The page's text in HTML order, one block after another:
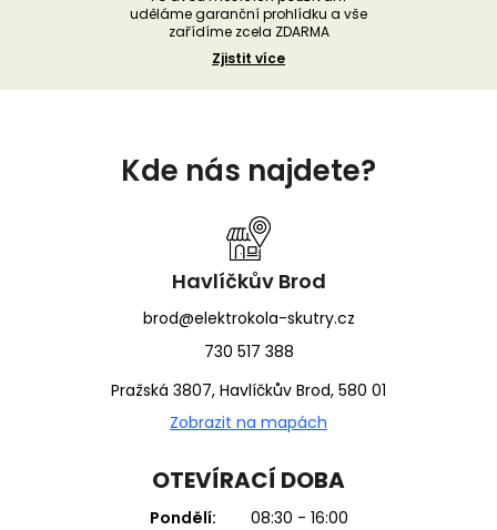
uděláme garanční prohlídku a vše
zařídíme zcela ZDARMA
Zjistit více
Kde nás najdete?
Havlíčkův Brod
brod@elektrokola-skutry.cz
730 517 388
Pražská 3807, Havlíčkův Brod, 580 01
Zobrazit na mapách
OTEVÍRACÍ DOBA
Pondělí:
08:30 - 16:00